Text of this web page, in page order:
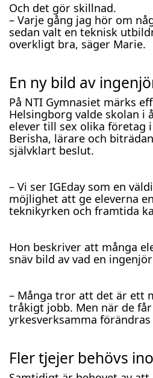
Och det gör skillnad.
– Varje gång jag hör om
sedan valt en teknisk
overkligt bra, säger Marie.
En ny bild av
På NTI Gymnasiet märks
Helsingborg valde skolan i
elever till sex olika företag
Berisha, lärare och
självklart beslut.
– Vi ser IGEday som en
möjlighet att ge eleverna
teknikyrken och framtida
Hon beskriver att många
snäv bild av vad en
– Många tror att det är ett
tråkigt jobb. Men när de
yrkesverksamma
Fler tjejer behövs